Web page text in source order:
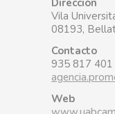
Vila
08193,
Contacto
935 817 401
Web